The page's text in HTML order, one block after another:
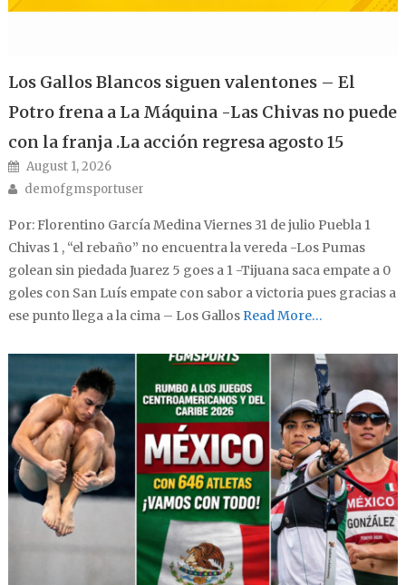
Los Gallos Blancos siguen valentones – El
Potro frena a La Máquina -Las Chivas no puede
con la franja .La acción regresa agosto 15
Posted on
August 1, 2026
Author
demofgmsportuser
Por: Florentino García Medina Viernes 31 de julio Puebla 1
Chivas 1 , “el rebaño” no encuentra la vereda -Los Pumas
golean sin piedada Juarez 5 goes a 1 -Tijuana saca empate a 0
goles con San Luís empate con sabor a victoria pues gracias a
ese punto llega a la cima – Los GallosRead More…